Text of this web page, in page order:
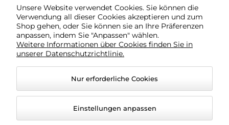
Vorschriften
Mein Konto
O Unternehmen
Unsere Website verwendet Cookies. Sie können die
Verwendung all dieser Cookies akzeptieren und zum
Shop gehen, oder Sie können sie an Ihre Präferenzen
anpassen, indem Sie "Anpassen" wählen.
Weitere Informationen über Cookies finden Sie in
unserer Datenschutzrichtlinie.
Nur erforderliche Cookies
Einstellungen anpassen